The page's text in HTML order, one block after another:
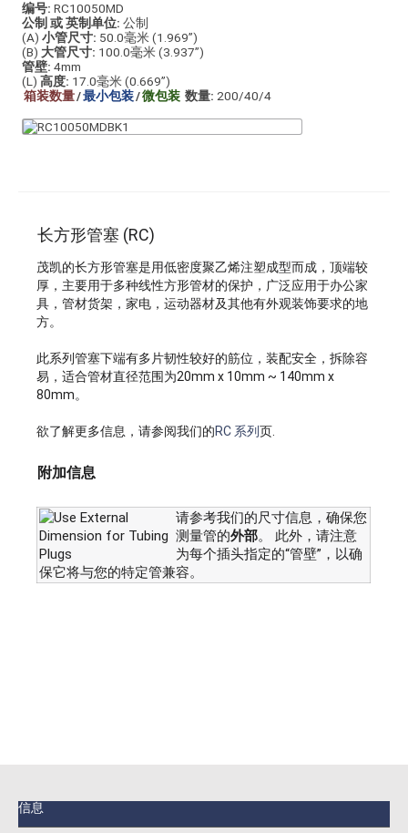
编号: RC10050MD
公制 或 英制单位: 公制
(A) 小管尺寸: 50.0毫米 (1.969”)
(B) 大管尺寸: 100.0毫米 (3.937”)
管壁: 4mm
(L) 高度: 17.0毫米 (0.669”)
箱装数量/最小包装/微包装 数量: 200/40/4
长方形管塞 (RC)
茂凯的长方形管塞是用低密度聚乙烯注塑成型而成，顶端较
厚，主要用于多种线性方形管材的保护，广泛应用于办公家
具，管材货架，家电，运动器材及其他有外观装饰要求的地
方。
此系列管塞下端有多片韧性较好的筋位，装配安全，拆除容
易，适合管材直径范围为20mm x 10mm ~ 140mm x
80mm。
欲了解更多信息，请参阅我们的RC 系列页.
附加信息
请参考我们的尺寸信息，确保您
测量管的外部。 此外，请注意
为每个插头指定的“管壁”，以确
保它将与您的特定管兼容。
信息